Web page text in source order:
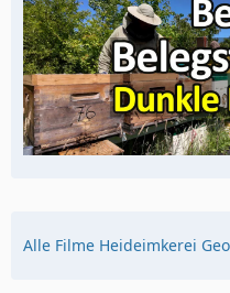
Alle Filme Heideimkerei